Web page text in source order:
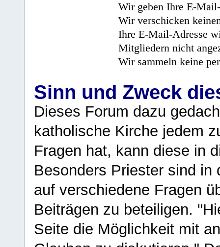
Wir geben Ihre E-
Wir verschicken
Ihre E-Mail-Adresse
Mitgliedern nicht
Wir sammeln keine
Sinn und Zweck
Dieses Forum dazu
katholische Kirche jedem
Fragen hat, kann diese in
Besonders Priester sind in
auf verschiedene Fragen
Beiträgen zu beteiligen.
Seite die Möglichkeit mit